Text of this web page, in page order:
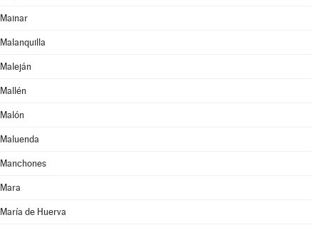
Mainar
Malanquilla
Maleján
Mallén
Malón
Maluenda
Manchones
Mara
María de Huerva